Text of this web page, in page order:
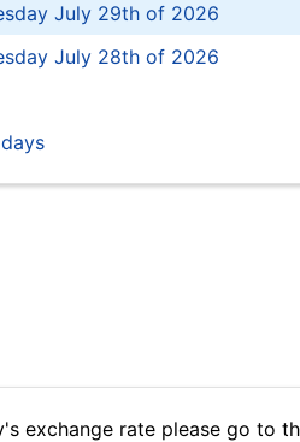
July 29th of 2026
July 28th of 2026
exchange rate please go to